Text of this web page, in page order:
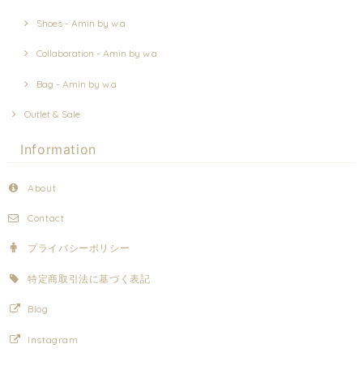
Shoes - Amin by w.a
Collaboration - Amin by w.a
Bag - Amin by w.a
Outlet & Sale
Information
About
Contact
プライバシーポリシー
特定商取引法に基づく表記
Blog
Instagram